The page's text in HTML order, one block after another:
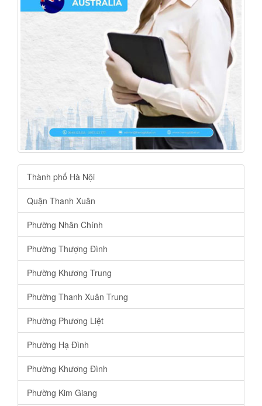
Thành phố Hà Nội
Quận Thanh Xuân
Phường Nhân Chính
Phường Thượng Đình
Phường Khương Trung
Phường Thanh Xuân Trung
Phường Phương Liệt
Phường Hạ Đình
Phường Khương Đình
Phường Kim Giang